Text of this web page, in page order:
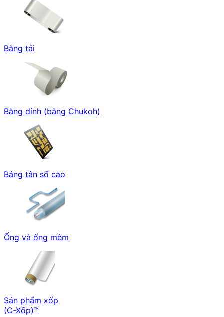
Băng tải
Băng dính (băng Chukoh)
Bảng tần số cao
Ống và ống mềm
Sản phẩm xốp
(C-Xốp)™